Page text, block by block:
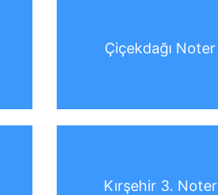
Çiçekdağı Noter
Kırşehir 3. Noter